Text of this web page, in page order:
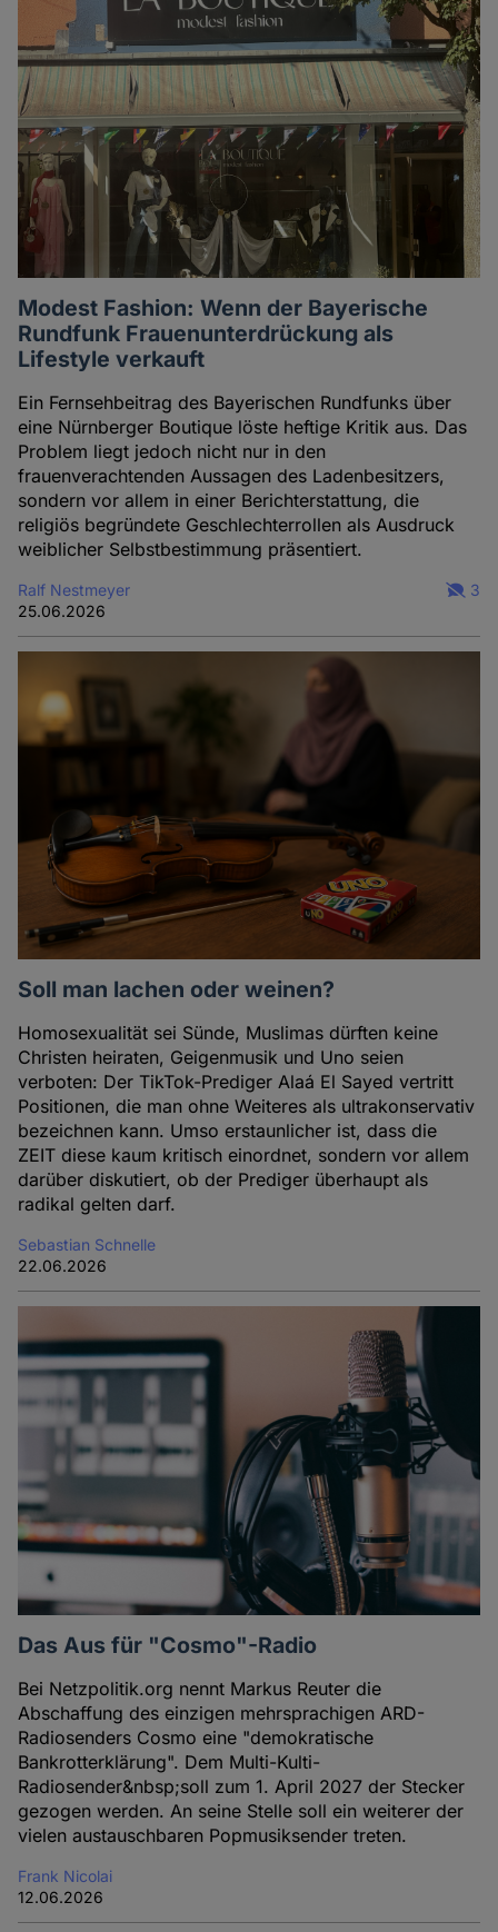
Modest Fashion: Wenn der Bayerische
Rundfunk Frauenunterdrückung als
Lifestyle verkauft
Ein Fernsehbeitrag des Bayerischen Rundfunks über
eine Nürnberger Boutique löste heftige Kritik aus. Das
Problem liegt jedoch nicht nur in den
frauenverachtenden Aussagen des Ladenbesitzers,
sondern vor allem in einer Berichterstattung, die
religiös begründete Geschlechterrollen als Ausdruck
weiblicher Selbstbestimmung präsentiert.
Ralf Nestmeyer
25.06.2026
3
Soll man lachen oder weinen?
Homosexualität sei Sünde, Muslimas dürften keine
Christen heiraten, Geigenmusik und Uno seien
verboten: Der TikTok-Prediger Alaá El Sayed vertritt
Positionen, die man ohne Weiteres als ultrakonservativ
bezeichnen kann. Umso erstaunlicher ist, dass die
ZEIT diese kaum kritisch einordnet, sondern vor allem
darüber diskutiert, ob der Prediger überhaupt als
radikal gelten darf.
Sebastian Schnelle
22.06.2026
Das Aus für "Cosmo"-Radio
Bei Netzpolitik.org nennt Markus Reuter die
Abschaffung des einzigen mehrsprachigen ARD-
Radiosenders Cosmo eine "demokratische
Bankrotterklärung". Dem Multi-Kulti-
Radiosender&nbsp;soll zum 1. April 2027 der Stecker
gezogen werden. An seine Stelle soll ein weiterer der
vielen austauschbaren Popmusiksender treten.
Frank Nicolai
12.06.2026